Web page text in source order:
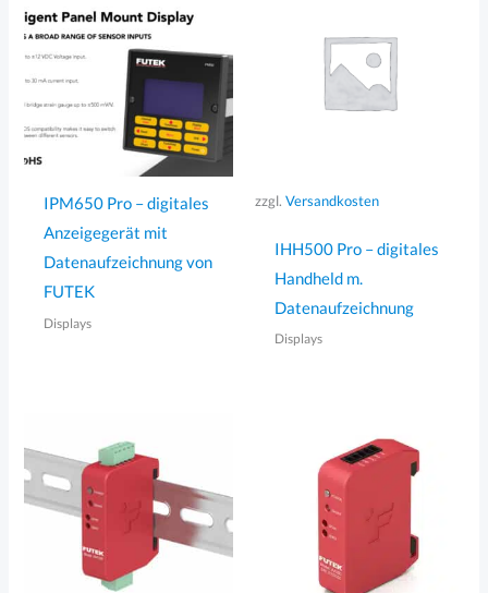
IPM650 Pro – digitales
Anzeigegerät mit
Datenaufzeichnung von
FUTEK
Displays
zzgl. Versandkosten
IHH500 Pro – digitales
Handheld m.
Datenaufzeichnung
Displays